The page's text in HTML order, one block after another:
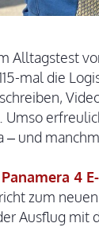
Alltagstest
mal die
und
Panamera 4
zum neuen
Ausflug mit